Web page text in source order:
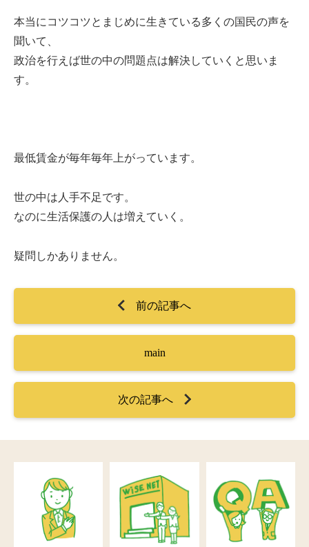
本当にコツコツとまじめに生きている多くの国民の声を
聞いて、
政治を行えば世の中の問題点は解決していくと思いま
す。
最低賃金が毎年毎年上がっています。
世の中は人手不足です。
なのに生活保護の人は増えていく。
疑問しかありません。
前の記事へ
main
次の記事へ